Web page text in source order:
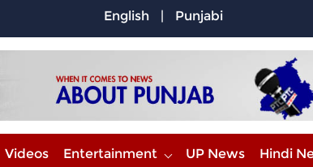
English | Punjabi
Videos Entertainment UP News Hindi